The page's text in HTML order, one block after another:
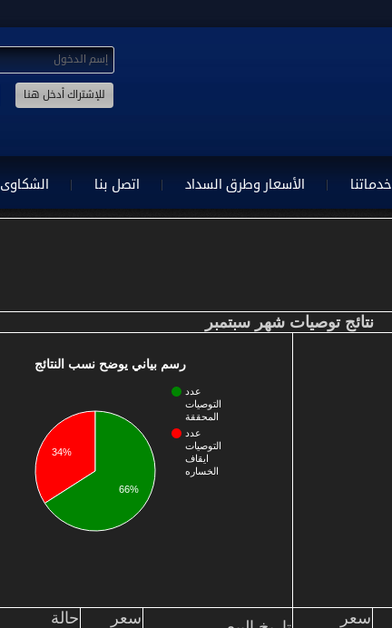
خدماتنا الأسعار وطرق السداد اتصل بنا الشكاوى
نتائج توصيات شهر سبتمبر
رسم بياني يوضح نسب النتائج
عدد
التوصيات
المحققة
عدد
التوصيات
ايقاف
الخساره
34%
66%
سعر
سعر
حالة